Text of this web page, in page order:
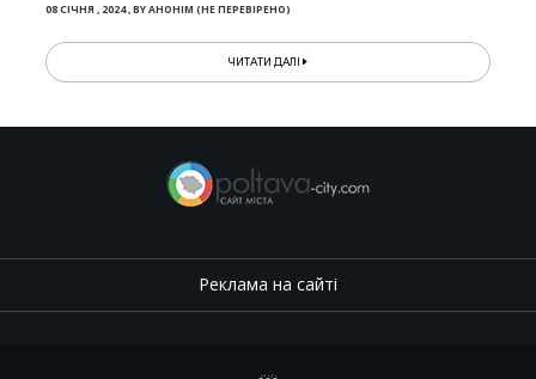
08 СІЧНЯ , 2024,BYАНОНІМ (НЕ ПЕРЕВІРЕНО)
ЧИТАТИ ДАЛІ
Реклама на сайті
.,.,.